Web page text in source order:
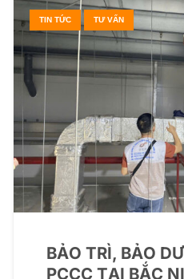
TIN TỨC TƯ VẤN
BẢO TRÌ, BẢO
PCCC TẠI BẮC